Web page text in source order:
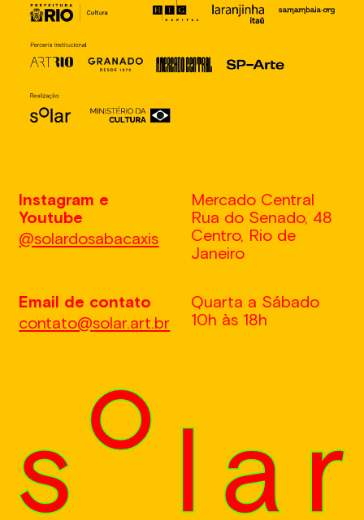
Instagram e
Youtube
@solardosabacaxis
Mercado Central
Rua do Senado, 48
Centro, Rio de
Janeiro
Email de contato
contato@solar.art.br
Quarta a Sábado
10h às 18h